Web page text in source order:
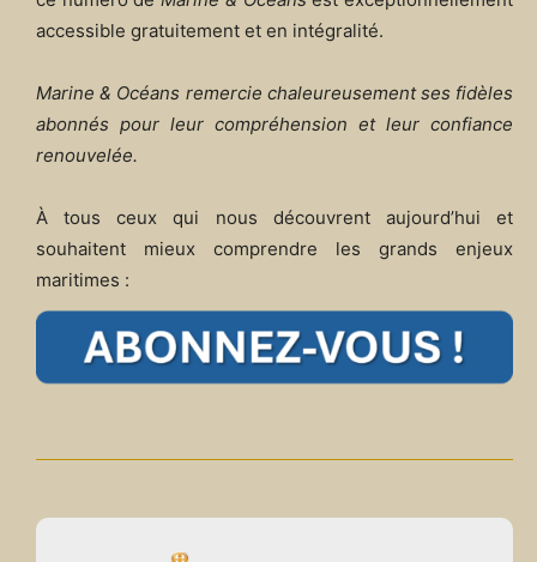
accessible gratuitement et en intégralité.
Marine & Océans remercie chaleureusement ses fidèles
abonnés pour leur compréhension et leur confiance
renouvelée.
À tous ceux qui nous découvrent aujourd’hui et
souhaitent mieux comprendre les grands enjeux
maritimes :